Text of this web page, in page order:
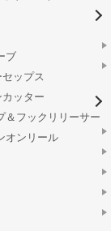
ブ
ップス
ッター
＆フックリリーサー
オンリール